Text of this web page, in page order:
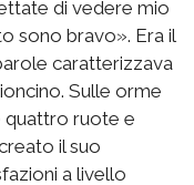
di vedere mio
sono bravo». Era il
caratterizzava
Sulle orme
quattro ruote e
il suo
a livello